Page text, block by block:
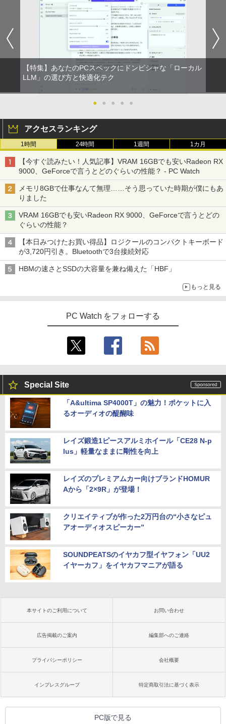
異世界居酒屋「のぶ」(22) (角川コミックス・
エース)
￥832
ONE PIECE モノクロ版 115 (ジャンプコミッ
クスDIGITAL)
￥594
HUNTER×HUNTER モノクロ版 39 (ジャンプ
コミックスDIGITAL)
￥572
スーパーの裏でヤニ吸うふたり 9巻 (デジタル
￥810
【★最大100%ポイント】【大特価!訳あ
り!】富士通 LIFEBOOK A576/第6世代 C
ore i3/メモリ:4GB/SSD:128GB/15.6型液
晶/USB 3.0/VGA/HDMI/DVD/Office/中古
パソコン ノートパソコン Windows11 W
indows10
￥8,999
【マラソンP5倍/10%オフクーポン】中古
付き Panasonic Let's note CF-NX3 第4
世代 Core i5 メモリ8GB 高速SSD256GB
12.1インチ Bluetoot WEBカメラ Wi-Fi
HDMI 初期設定済み 送料無料 90日保証
￥9,800
0 | Windows11 | ノートPC | 一年保証 |
第7世代 | Core i5 7200U 2.5(～最大3.1)
ルチ | 無線LAN:あり | テンキー | Win11P
ro64Bit | ACアダプター付属
￥9,980
着脱式キーボード（intel 第九世代Celero
n N4000/4GB/64GB eMMC/HD IPS液晶
（最大128GB）/Windows 11 Pro／Dolb
y Audio）【整備済み中古品】
5
【期間限定破格金額！】新生活 新古品 W
in11搭載 パソコンノートパソコンoffice
メモリ4GB～ 高速SSD1TB 最大 フルHD
Webカメラ zoom 軽量薄型 無線 型番更
新で在庫処分
￥12,980
R309-Apple Mac mini A1347 1点 MacO
S Catalina 10.15.7/CPU Core i5-4260U/
メモリ 4GB/SATA 500GB intel HD Grap
hics 5000 1536MB グラフィックス搭載
★送料無料【中古動作品】
￥6,480
2
中古パソコン | NEC | Mate MRL36L-5 |
Windows11 | デスクトップ | 一年保証 |
Hz | MEM:8GB | SSD:256GB(新品) | DV
Dマルチ | Win11Pro64bit
￥15,000
3
【エントリーでポイント100％還元のチ
ャンス】GMKtec G5S ミニpc 【Intel N
Windows11 Pro 超軽量 4コア/4スレッド
2.9GHz ミニパソコン M.2 2242 SATA WI
トップPC NucBox みにpc 省エネ オフィ
ス
￥46,248
i7 第12世代 corei3 corei5 Windows11
SSD 128GB～2TB メモリ8GB～32GB 2
デスクワーク 動画視聴 おしゃれ 本体の
5
★レノボ / Lenovo ThinkCentre M70q
Tiny Gen 5 12TES7DK00 (Windows 11
ン】【送料無料】
【楽天1位 10.5/11インチ 小型 軽量】モ
バイルモニター 10.5インチ 11インチ フ
ルHD 1080P 100%sRGB 400cd/m? 光沢
IPS パネル 色鮮やか 265g 超軽量 Type-
C対応 miniHDMI モニター 持ち運び サブ
ディスプレイ ミニPC対応 3年保証 EVICI
V
￥10,999
24インチ IPS 内蔵スピーカーディスプレ
イ100Hz FHD 1080P VGA ブルーライト
軽減 フリッカーフリー VESA対応 フレー
ムレス HDMI1.4／DP／VGAコントラス
料無料】pcモニター (ケーブル付）
￥10,980
【お買い物マラソ開催中！P最大31.5%還
ニター USB-C IPSパネル スピーカー内蔵
HDR10 Adaptive Sync VESA対応 チル
ト調整可 オフィス用PCモニター フレー
ムレス Type-C/HDMIポート 高画質 FHD
フルHD 液晶モニター Minifire MF24X3C
【BenQ公式店】BenQ ベンキュー GW2
D/IPS/HDMI/DP/ブルーライト軽減プラ
ス/フリッカーフリー/ティルト機能/24型/
5
【期間限定10%OFFクーポン 8/12 10時
1 DP1.4×1 Adaptive Sync対応 フリッカ
ーフリー ブルーライトカット モニター
ディスプレイ MAXZEN MGM27IC04-F2
￥13,980
[新品]文豪ストレイドッグス (1-28巻 最
新刊) 全巻セット
￥22,264
タッチペンで音が聞ける！ はじめてずか
めてのずかん こども 子ども 0歳 1歳 2歳
3歳 4歳 小学館 タッチペン 図鑑 ずかん
祝い 知育玩具 英語教育
￥5,478
[11月中旬より発送予定][新品]角川まんが
学習シリーズ 日本の歴史 5大特典つき全
16巻+別巻5冊セット[入荷予約]
4
角川まんが学習シリーズ 日本の歴史
全16巻+別巻5冊定番セット [ 山本 博文
今日の眼疾患治療指針 第4版 [ 大路 正人
]
￥28,600
【特集】あなたのPCスペックにドンピシャな「ローカル
LLM」の選び方と快適化テク
● ● ● ● ●
アクセスランキング
1時間 24時間 1週間 1カ月
【今すぐ読みたい！人気記事】VRAM 16GBでも安いRadeon RX
9000、GeForceで言うとどのぐらいの性能？ - PC Watch
メモリ8GBで仕事なんて無理……そう思っていた時期が僕にもあ
りました
VRAM 16GBでも安いRadeon RX 9000、GeForceで言うとどの
ぐらいの性能？
【本日みつけたお買い得品】ロジクールのコンパクトキーボード
が3,720円引き。Bluetoothで3台接続対応
HBMの速さとSSDの大容量を兼ね備えた「HBF」
もっと見る
PC Watch をフォローする
Special Site
「A&ultima SP4000T」の魅力！ポケットに入
るオーディオの醍醐味
レイズ鍛造1ピースアルミホイール「CE28 N-p
lus」軽量なままに剛性を向上
レイズのプレミアムカー向けブランドHOMUR
Aから「2×9R」が登場！
クリエイティブが作った2万円台の“小さなピュ
アオーディオスピーカー”
SOUNDPEATSのイヤカフ型イヤフォン「UU2
イヤーカフ」をイヤカフマニアが語る
本サイトのご利用について お問い合わせ
広告掲載のご案内 編集部へのご連絡
プライバシーポリシー 会社概要
インプレスグループ 特定商取引法に基づく表示
PC版で見る